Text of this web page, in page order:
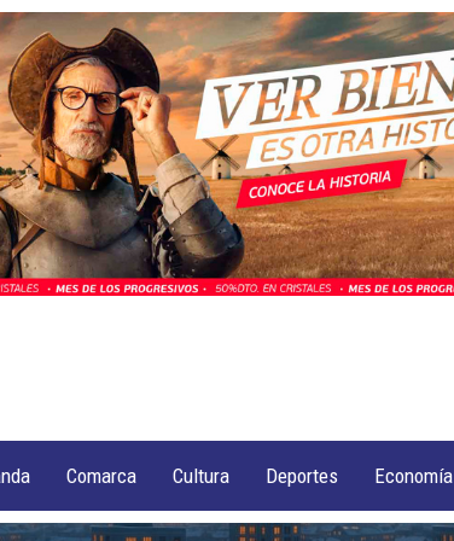
Comarca Cultura Deportes Economía